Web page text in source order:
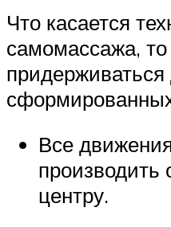
Что касается
самомассажа,
придерживаться
Все
производить
центру.